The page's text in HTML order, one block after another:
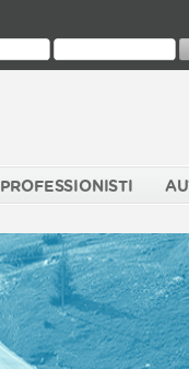
PROFESSIONISTI